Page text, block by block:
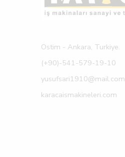
Ostim - Ankara, Turkiye.
(+90)-541-579-19-10
yusufsari1910@mail.com
karacaismakineleri.com